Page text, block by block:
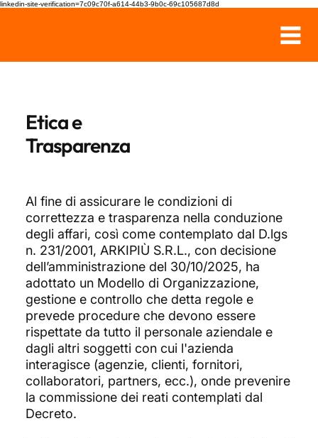
linkedin-site-verification=7c09c70f-a614-44b3-9b0c-69c105687d8d
Etica e
Trasparenza
Al fine di assicurare le condizioni di
correttezza e trasparenza nella conduzione
degli affari, così come contemplato dal D.lgs
n. 231/2001, ARKIPIÙ S.R.L., con decisione
dell’amministrazione del 30/10/2025, ha
adottato un Modello di Organizzazione,
gestione e controllo che detta regole e
prevede procedure che devono essere
rispettate da tutto il personale aziendale e
dagli altri soggetti con cui l'azienda
interagisce (agenzie, clienti, fornitori,
collaboratori, partners, ecc.), onde prevenire
la commissione dei reati contemplati dal
Decreto.